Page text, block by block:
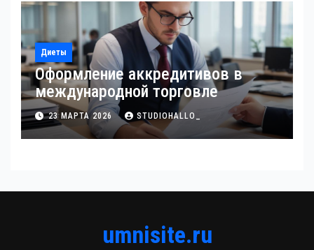
Диеты
Оформление аккредитивов в
международной торговле
23 МАРТА 2026 STUDIOHALLO_
umnisite.ru